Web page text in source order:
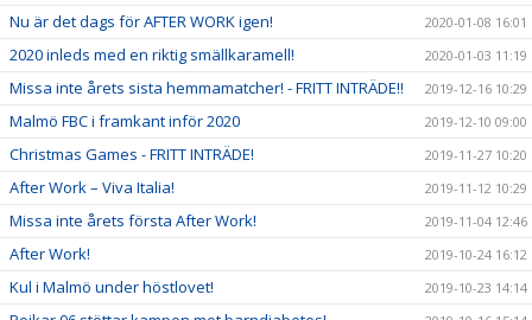
Nu är det dags för AFTER WORK igen! 2020-01-08 16:01
2020 inleds med en riktig smällkaramell! 2020-01-03 11:19
Missa inte årets sista hemmamatcher! - FRITT INTRÄDE!! 2019-12-16 10:29
Malmö FBC i framkant inför 2020 2019-12-10 09:00
Christmas Games - FRITT INTRÄDE! 2019-11-27 10:20
After Work – Viva Italia! 2019-11-12 10:29
Missa inte årets första After Work! 2019-11-04 12:46
After Work! 2019-10-24 16:12
Kul i Malmö under höstlovet! 2019-10-23 14:14